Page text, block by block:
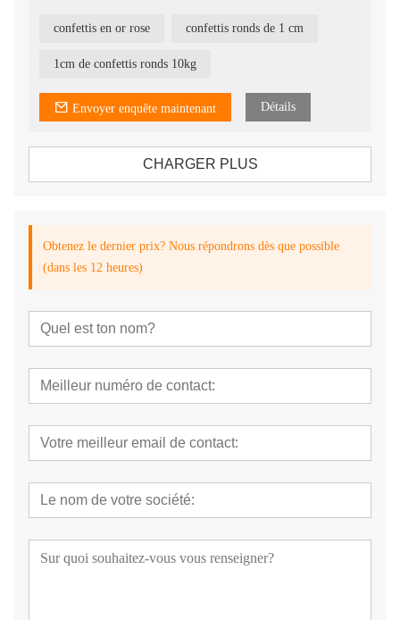
Ils peuvent être utilisés avec une machine à confettis ou un
lanceur de confettis et un ballon.
confettis en or rose confettis ronds de 1 cm
1cm de confettis ronds 10kg
Envoyer enquête maintenant Détails
CHARGER PLUS
Obtenez le dernier prix? Nous répondrons dès que possible
(dans les 12 heures)